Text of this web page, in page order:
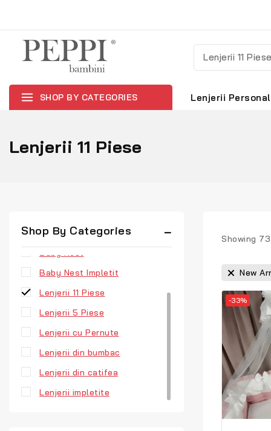
SHOP BY CATEGORIES Lenjerii
Lenjerii 11 Piese
Showing
New
-33%
Shop By Categories
Aparatori Patuturi
Baby Nest
Baby Nest Impletit
Lenjerii 11 Piese
Lenjerii 5 Piese
Lenjerii cu Pernute
Lenjerii din bumbac
Lenjerii din catifea
Lenjerii impletite